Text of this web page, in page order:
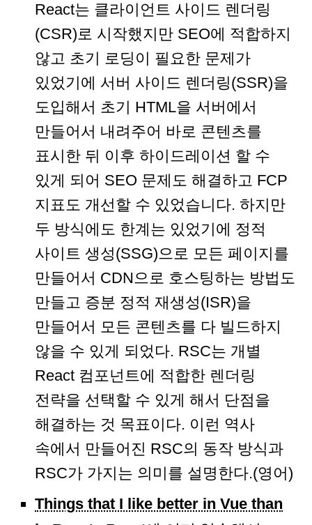
React는 클라이언트 사이드 렌더링
(CSR)로 시작했지만 SEO에 적합하지
않고 초기 로딩이 필요한 문제가
있었기에 서버 사이드 렌더링(SSR)을
도입해서 초기 HTML을 서버에서
만들어서 내려주어 바로 콘텐츠를
표시한 뒤 이후 하이드레이션 할 수
있게 되어 SEO 문제도 해결하고 FCP
지표도 개선할 수 있었습니다. 하지만
두 방식에도 한계는 있었기에 정적
사이트 생성(SSG)으로 모든 페이지를
만들어서 CDN으로 호스팅하는 방법도
만들고 증분 정적 재생성(ISR)을
만들어서 모든 콘텐츠를 다 빌드하지
않을 수 있게 되었다. RSC는 개별
React 컴포넌트에 적합한 렌더링
전략을 선택할 수 있게 해서 단점을
해결하는 것 목표이다. 이런 역사
속에서 만들어진 RSC의 동작 방식과
RSC가 가지는 의미를 설명한다.(영어)
Things that I like better in Vue than